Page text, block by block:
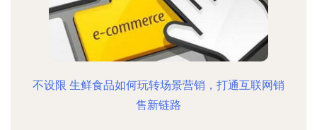
不设限 生鲜食品如何玩转场景营销，打通互联网销
售新链路